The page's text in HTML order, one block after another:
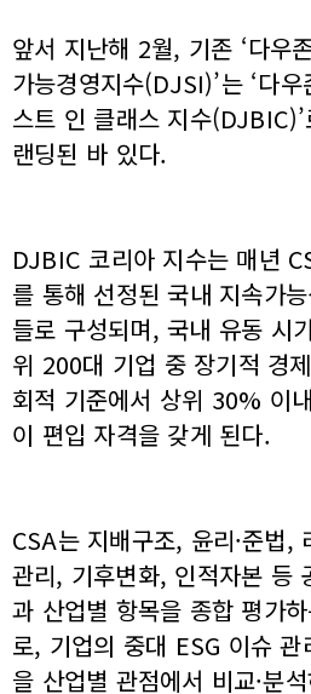
앞서 지난해 2월, 기존 ‘다우
가능경영지수(DJSI)’는 ‘다우
스트 인 클래스 지수
랜딩된 바 있다.
DJBIC 코리아 지수는 매년
를 통해 선정된 국내 지속가
들로 구성되며, 국내 유동 시
위 200대 기업 중 장기적 경제
회적 기준에서 상위 30% 이
이 편입 자격을 갖게 된다.
CSA는 지배구조, 윤리·준법,
관리, 기후변화, 인적자본 등
과 산업별 항목을 종합 평가
로, 기업의 중대 ESG 이슈 관
을 산업별 관점에서 비교·분